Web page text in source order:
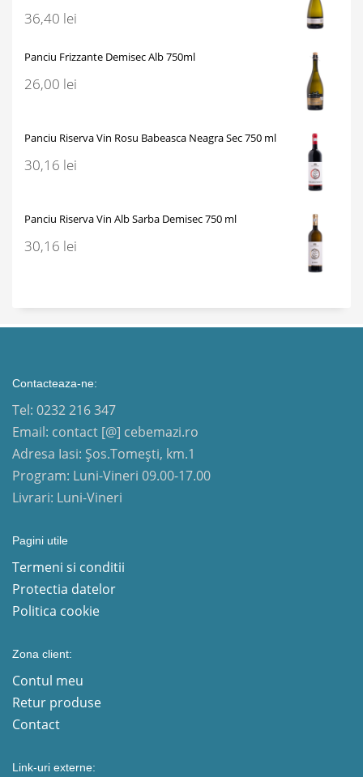
36,40 lei
Panciu Frizzante Demisec Alb 750ml
26,00 lei
Panciu Riserva Vin Rosu Babeasca Neagra Sec 750 ml
30,16 lei
Panciu Riserva Vin Alb Sarba Demisec 750 ml
30,16 lei
Contacteaza-ne:
Tel: 0232 216 347
Email: contact [@] cebemazi.ro
Adresa Iasi: Șos.Tomești, km.1
Program: Luni-Vineri 09.00-17.00
Livrari: Luni-Vineri
Pagini utile
Termeni si conditii
Protectia datelor
Politica cookie
Zona client:
Contul meu
Retur produse
Contact
Link-uri externe: